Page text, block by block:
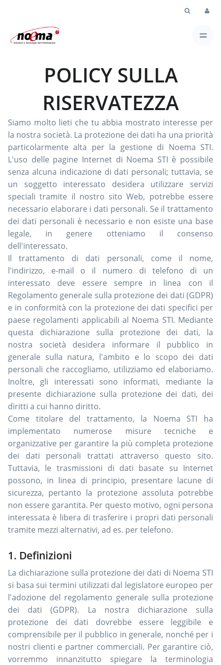
POLICY SULLA
RISERVATEZZA
Siamo molto lieti che tu abbia mostrato interesse per
la nostra società. La protezione dei dati ha una priorità
particolarmente alta per la gestione di Noema STI.
L'uso delle pagine Internet di Noema STI è possibile
senza alcuna indicazione di dati personali; tuttavia, se
un soggetto interessato desidera utilizzare servizi
speciali tramite il nostro sito Web, potrebbe essere
necessario elaborare i dati personali. Se il trattamento
dei dati personali è necessario e non esiste una base
legale, in genere otteniamo il consenso
dell'interessato.
Il trattamento di dati personali, come il nome,
l'indirizzo, e-mail o il numero di telefono di un
interessato deve essere sempre in linea con il
Regolamento generale sulla protezione dei dati (GDPR)
e in conformità con la protezione dei dati specifici per
paese regolamenti applicabili al Noema STI. Mediante
questa dichiarazione sulla protezione dei dati, la
nostra società desidera informare il pubblico in
generale sulla natura, l'ambito e lo scopo dei dati
personali che raccogliamo, utilizziamo ed elaboriamo.
Inoltre, gli interessati sono informati, mediante la
presente dichiarazione sulla protezione dei dati, dei
diritti a cui hanno diritto.
Come titolare del trattamento, la Noema STI ha
implementato numerose misure tecniche e
organizzative per garantire la più completa protezione
dei dati personali trattati attraverso questo sito.
Tuttavia, le trasmissioni di dati basate su Internet
possono, in linea di principio, presentare lacune di
sicurezza, pertanto la protezione assoluta potrebbe
non essere garantita. Per questo motivo, ogni persona
interessata è libera di trasferire i propri dati personali
tramite mezzi alternativi, ad es. per telefono.
1. Definizioni
La dichiarazione sulla protezione dei dati di Noema STI
si basa sui termini utilizzati dal legislatore europeo per
l'adozione del regolamento generale sulla protezione
dei dati (GDPR). La nostra dichiarazione sulla
protezione dei dati dovrebbe essere leggibile e
comprensibile per il pubblico in generale, nonché per i
nostri clienti e partner commerciali. Per garantire ciò,
vorremmo innanzitutto spiegare la terminologia